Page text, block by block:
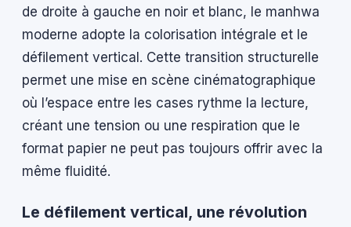
de droite à gauche en noir et blanc, le manhwa
moderne adopte la colorisation intégrale et le
défilement vertical. Cette transition structurelle
permet une mise en scène cinématographique
où l’espace entre les cases rythme la lecture,
créant une tension ou une respiration que le
format papier ne peut pas toujours offrir avec la
même fluidité.
Le défilement vertical, une révolution